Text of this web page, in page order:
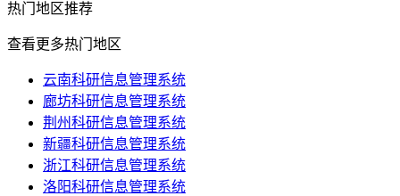
热门 地区推荐
查看更多热门地区
云南科研信息管理系统
廊坊科研信息管理系统
荆州科研信息管理系统
新疆科研信息管理系统
浙江科研信息管理系统
洛阳科研信息管理系统